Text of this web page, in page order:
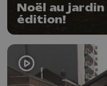
Noël au
édition!